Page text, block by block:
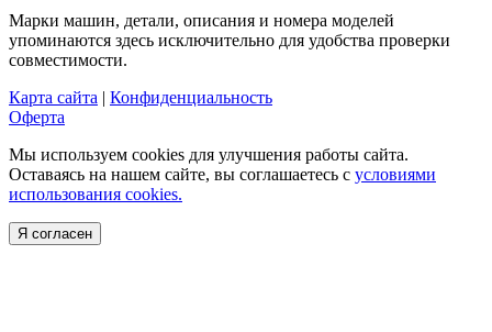
Марки машин, детали, описания и номера моделей
упоминаются здесь исключительно для удобства проверки
совместимости.
Карта сайта | Конфиденциальность
Оферта
Мы используем cookies для улучшения работы сайта.
Оставаясь на нашем сайте, вы соглашаетесь с условиями
использования cookies.
Я согласен